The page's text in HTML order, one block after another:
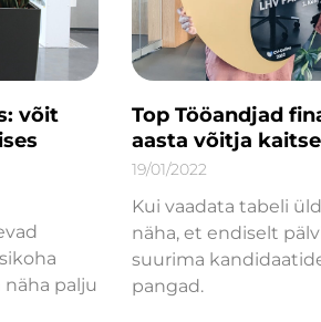
võit
palju
Top Tööandjad
aasta võitja
19/01/2022
Kui vaadata tabeli
näha, et endiselt
suurima
pangad.